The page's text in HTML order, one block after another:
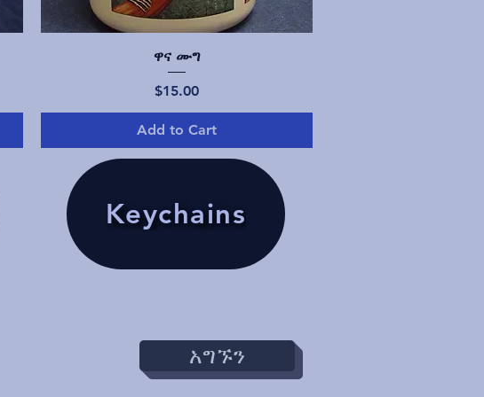
Quick View
ዋና ሙግ
Price
$15.00
Add to Cart
Keychains
አግኙን